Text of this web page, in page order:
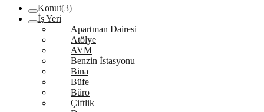
Konut(3)
İş Yeri
Apartman Dairesi
Atölye
AVM
Benzin İstasyonu
Bina
Büfe
Büro
Çiftlik